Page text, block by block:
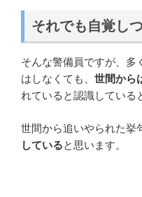
それでも自覚し
そんな警備員ですが、多
はしなくても、 世間から
れていると認識している
世間から追いやられた挙
していると思います。